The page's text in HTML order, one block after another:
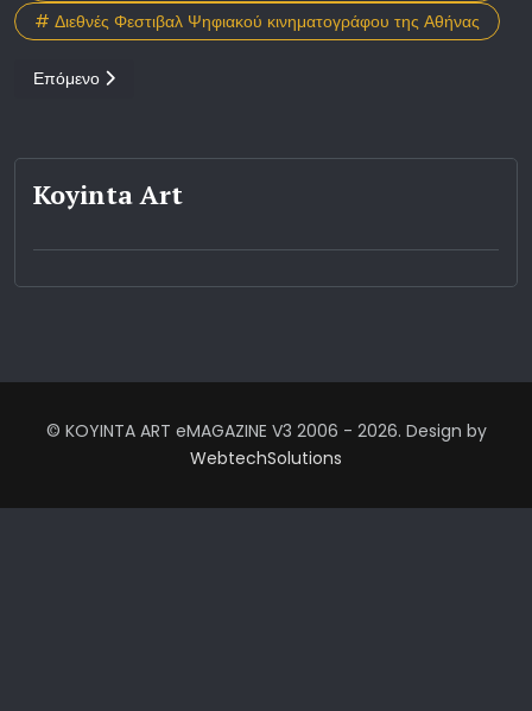
# Διεθνές Φεστιβαλ Ψηφιακού κινηματογράφου της Αθήνας
Επόμενο άρθρο: Vaasa Climate Change Conference &
Επόμενο
Koyinta Art
© KOYINTA ART eMAGAZINE V3 2006 - 2026. Design by
WebtechSolutions